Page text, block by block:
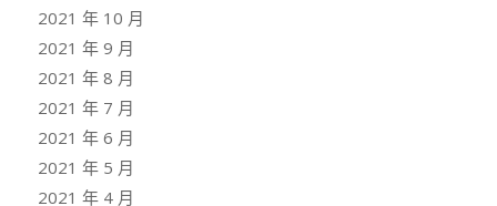
2021 年 10 月
2021 年 9 月
2021 年 8 月
2021 年 7 月
2021 年 6 月
2021 年 5 月
2021 年 4 月